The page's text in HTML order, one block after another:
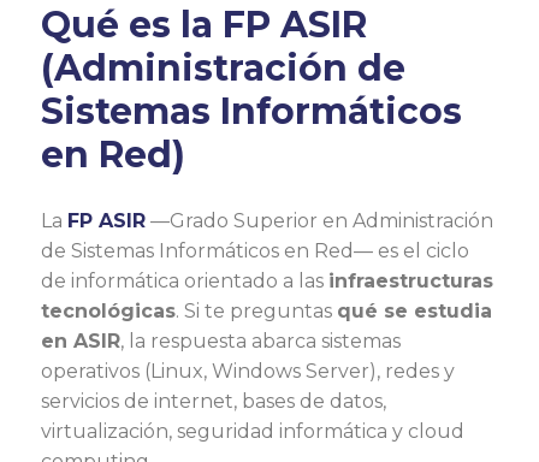
Qué es la FP ASIR
(Administración de
Sistemas Informáticos
en Red)
La FP ASIR —Grado Superior en Administración
de Sistemas Informáticos en Red— es el ciclo
de informática orientado a las infraestructuras
tecnológicas. Si te preguntas qué se estudia
en ASIR, la respuesta abarca sistemas
operativos (Linux, Windows Server), redes y
servicios de internet, bases de datos,
virtualización, seguridad informática y cloud